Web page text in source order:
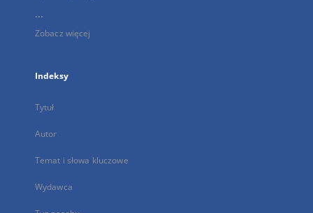
...
Zobacz więcej
Indeksy
Tytuł
Autor
Temat i słowa kluczowe
Wydawca